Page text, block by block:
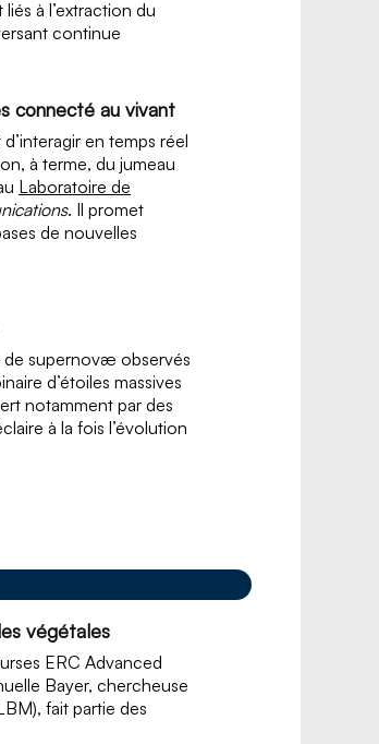
à l’extraction du
continue
connecté au vivant
en temps réel
à terme, du jumeau
Laboratoire de
. Il promet
de nouvelles
supernovæ observés
d’étoiles massives
notamment par des
à la fois l’évolution
végétales
ERC Advanced
Bayer, chercheuse
fait partie des